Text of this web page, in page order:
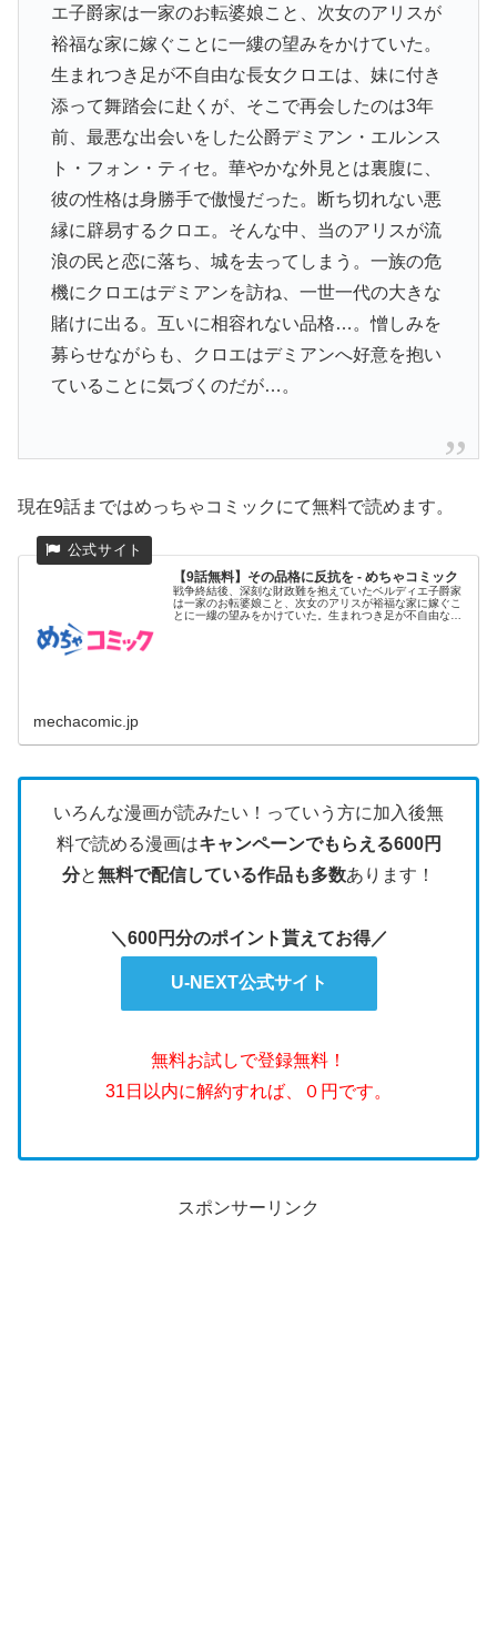
エ子爵家は一家のお転婆娘こと、次女のアリスが
裕福な家に嫁ぐことに一縷の望みをかけていた。
生まれつき足が不自由な長女クロエは、妹に付き
添って舞踏会に赴くが、そこで再会したのは3年
前、最悪な出会いをした公爵デミアン・エルンス
ト・フォン・ティセ。華やかな外見とは裏腹に、
彼の性格は身勝手で傲慢だった。断ち切れない悪
縁に辟易するクロエ。そんな中、当のアリスが流
浪の民と恋に落ち、城を去ってしまう。一族の危
機にクロエはデミアンを訪ね、一世一代の大きな
賭けに出る。互いに相容れない品格…。憎しみを
募らせながらも、クロエはデミアンへ好意を抱い
ていることに気づくのだが…。
現在9話まではめっちゃコミックにて無料で読めます。
【9話無料】その品格に反抗を - めちゃコミック
戦争終結後、深刻な財政難を抱えていたベルディエ子爵家
は一家のお転婆娘こと、次女のアリスが裕福な家に嫁ぐこ
とに一縷の望みをかけていた。生まれつき足が不自由な長
mechacomic.jp
いろんな漫画が読みたい！っていう方に加入後無
料で読める漫画はキャンペーンでもらえる600円
分と無料で配信している作品も多数あります！
＼600円分のポイント貰えてお得／
U-NEXT公式サイト
無料お試しで登録無料！
31日以内に解約すれば、０円です。
スポンサーリンク